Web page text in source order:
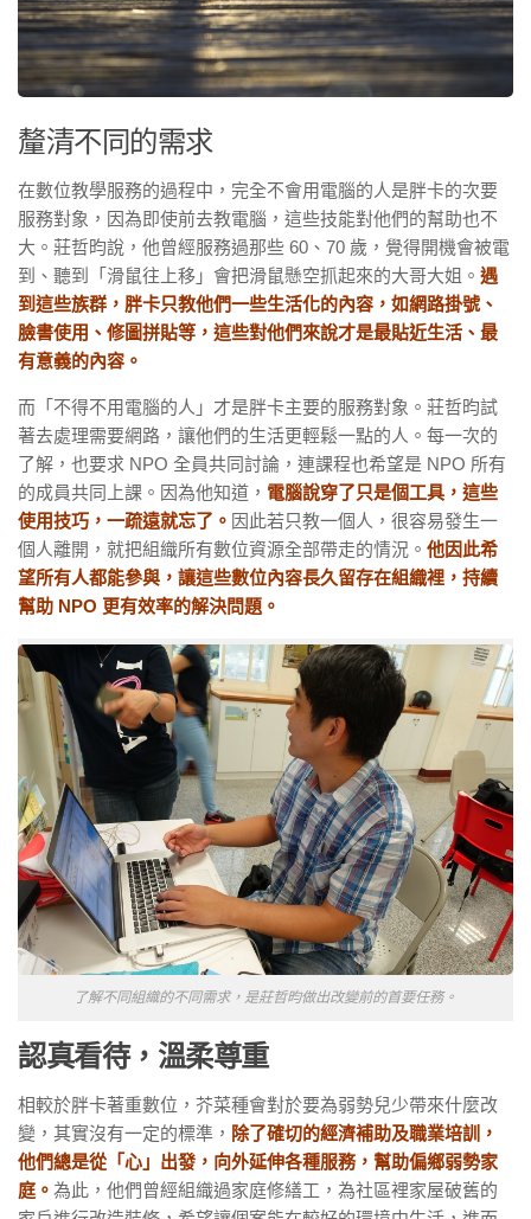
釐清不同的需求
在數位教學服務的過程中，完全不會用電腦的人是胖卡的次要
服務對象，因為即使前去教電腦，這些技能對他們的幫助也不
大。莊哲昀說，他曾經服務過那些 60、70 歲，覺得開機會被電
到、聽到「滑鼠往上移」會把滑鼠懸空抓起來的大哥大姐。 遇
到這些族群，胖卡只教他們一些生活化的內容，如網路掛號、
臉書使用、修圖拼貼等，這些對他們來說才是最貼近生活、最
有意義的內容。
而「不得不用電腦的人」才是胖卡主要的服務對象。莊哲昀試
著去處理需要網路，讓他們的生活更輕鬆一點的人。每一次的
了解，也要求 NPO 全員共同討論，連課程也希望是 NPO 所有
的成員共同上課。因為他知道， 電腦說穿了只是個工具，這些
使用技巧，一疏遠就忘了。 因此若只教一個人，很容易發生一
個人離開，就把組織所有數位資源全部帶走的情況。 他因此希
望所有人都能參與，讓這些數位內容長久留存在組織裡，持續
幫助 NPO 更有效率的解決問題。
了解不同組織的不同需求，是莊哲昀做出改變前的首要任務。
認真看待，溫柔尊重
相較於胖卡著重數位，芥菜種會對於要為弱勢兒少帶來什麼改
變，其實沒有一定的標準， 除了確切的經濟補助及職業培訓，
他們總是從「心」出發，向外延伸各種服務，幫助偏鄉弱勢家
庭。 為此，他們曾經組織過家庭修繕工，為社區裡家屋破舊的